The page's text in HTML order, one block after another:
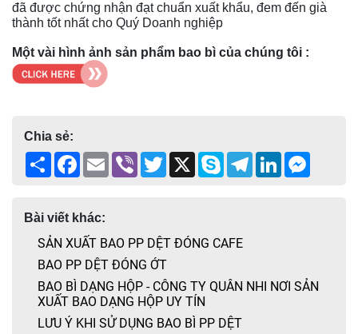
đã được chứng nhận đạt chuẩn xuất khẩu, đem đến già
thành tốt nhất cho Quý Doanh nghiệp
Một vài hình ảnh sản phẩm bao bì của chúng tôi :
Chia sẻ:
ShareFacebook
EmailViber Twitter
X SkypeTelegramLinkedIn
Bài viết khác:
SẢN XUẤT BAO PP DỆT ĐÓNG CAFE
BAO PP DỆT ĐÓNG ỚT
BAO BÌ DẠNG HỘP - CÔNG TY QUÂN NHI NƠI SẢN
XUẤT BAO DẠNG HỘP UY TÍN
LƯU Ý KHI SỬ DỤNG BAO BÌ PP DỆT